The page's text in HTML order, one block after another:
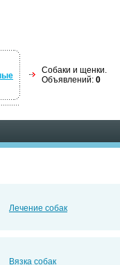
Собаки и щенки.
Объявлений: 0
Лечение собак
Вязка собак